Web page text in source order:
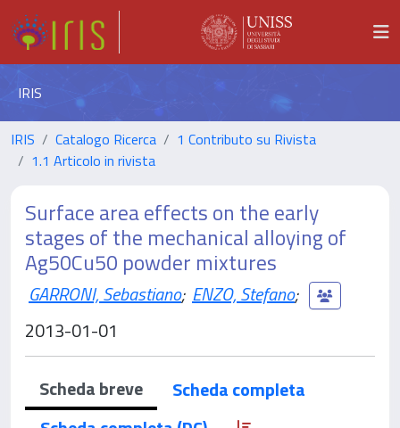
IRIS
IRIS Catalogo Ricerca
1 Contributo su Rivista
1.1 Articolo in rivista
Surface area effects on the early
stages of the mechanical alloying of
Ag50Cu50 powder mixtures
GARRONI, Sebastiano; ENZO, Stefano;
2013-01-01
Scheda breve
Scheda completa